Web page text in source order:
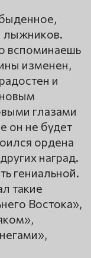
лыжников.
вспоминаешь
изменен,
и
глазами
он не будет
ордена
наград.
гениальной.
такие
Востока»,